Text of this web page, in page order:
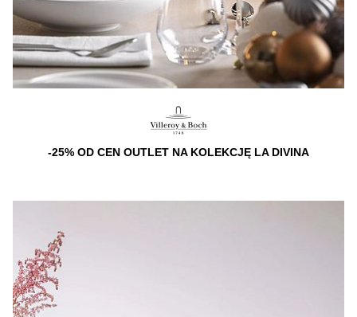
-25% OD CEN OUTLET NA KOLEKCJĘ LA DIVINA